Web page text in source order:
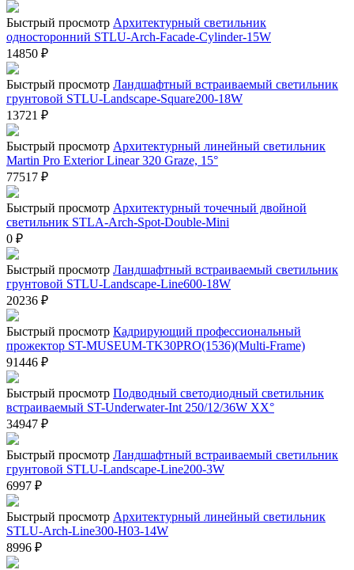
Быстрый просмотр Архитектурный светильник
односторонний STLU-Arch-Facade-Cylinder-15W
14850 ₽
Быстрый просмотр Ландшафтный встраиваемый светильник
грунтовой STLU-Landscape-Square200-18W
13721 ₽
Быстрый просмотр Архитектурный линейный светильник
Martin Pro Exterior Linear 320 Graze, 15°
77517 ₽
Быстрый просмотр Архитектурный точечный двойной
светильник STLA-Arch-Spot-Double-Mini
0 ₽
Быстрый просмотр Ландшафтный встраиваемый светильник
грунтовой STLU-Landscape-Line600-18W
20236 ₽
Быстрый просмотр Кадрирующий профессиональный
прожектор ST-MUSEUM-TK30PRO(1536)(Multi-Frame)
91446 ₽
Быстрый просмотр Подводный светодиодный светильник
встраиваемый ST-Underwater-Int 250/12/36W XX°
34947 ₽
Быстрый просмотр Ландшафтный встраиваемый светильник
грунтовой STLU-Landscape-Line200-3W
6997 ₽
Быстрый просмотр Архитектурный линейный светильник
STLU-Arch-Line300-H03-14W
8996 ₽